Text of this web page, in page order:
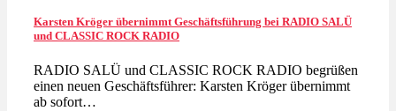
Karsten Kröger übernimmt Geschäftsführung bei RADIO SALÜ
und CLASSIC ROCK RADIO
RADIO SALÜ und CLASSIC ROCK RADIO begrüßen
einen neuen Geschäftsführer: Karsten Kröger übernimmt
ab sofort…